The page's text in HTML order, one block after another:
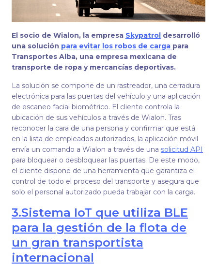
El socio de Wialon, la empresa Skypatrol desarrolló
una solución para evitar los robos de carga para
Transportes Alba, una empresa mexicana de
transporte de ropa y mercancías deportivas.
La solución se compone de un rastreador, una cerradura
electrónica para las puertas del vehículo y una aplicación
de escaneo facial biométrico. El cliente controla la
ubicación de sus vehículos a través de Wialon. Tras
reconocer la cara de una persona y confirmar que está
en la lista de empleados autorizados, la aplicación móvil
envía un comando a Wialon a través de una solicitud API
para bloquear o desbloquear las puertas. De este modo,
el cliente dispone de una herramienta que garantiza el
control de todo el proceso del transporte y asegura que
solo el personal autorizado pueda trabajar con la carga.
3.Sistema IoT que utiliza BLE
para la gestión de la flota de
un gran transportista
internacional